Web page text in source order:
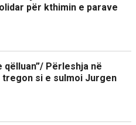
për kthimin e parave
Përleshja në
tregon si e sulmoi Jurgen